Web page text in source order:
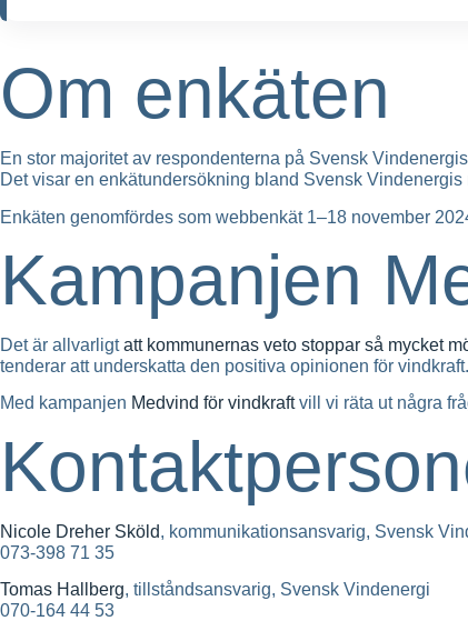
Om enkäten
En stor majoritet av respondenterna på Svensk
Det visar en enkätundersökning bland Svensk Vindenergis
Enkäten genomfördes som webbenkät 1–18 november
Kampanjen
Det är allvarligtatt kommunernas veto stoppar så mycket
tenderar att underskatta den positiva opinionen för
Med kampanjen Medvind för vindkraftvill vi räta ut några
Nicole Dreher Sköld, kommunikationsansvarig, Svensk
073-398 71 35
Tomas Hallberg, tillståndsansvarig, Svensk Vindenergi
070-164 44 53